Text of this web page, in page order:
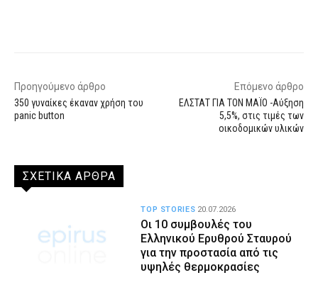
Προηγούμενο άρθρο
350 γυναίκες έκαναν χρήση του
panic button
Επόμενο άρθρο
ΕΛΣΤΑΤ ΓΙΑ ΤΟΝ ΜΑΪΟ -Αύξηση
5,5%, στις τιμές των
οικοδομικών υλικών
ΣΧΕΤΙΚΑ ΑΡΘΡΑ
Οι 10 συμβουλές του
Ελληνικού Ερυθρού Σταυρού
για την προστασία από τις
υψηλές θερμοκρασίες
TOP STORIES 20.07.2026